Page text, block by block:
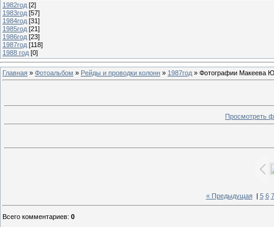
1982год [2]
1983год [57]
1984год [31]
1985год [21]
1986год [23]
1987год [118]
1988 год [0]
Главная » Фотоальбом » Рейды и проводки колонн » 1987год » Фотографии Макеева
Просмотреть
« Предыдущая| 5 6 7
Всего комментариев: 0